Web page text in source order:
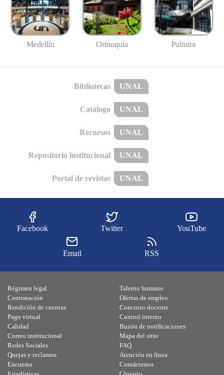
Medellín Orinoquía Palmira
Bibliotecas UNAL
Catálogo UNAL
Recursos UNAL
Repositorio institucional UNAL
Portal de revistas UNAL
Facebook Twitter YouTube
Email RSS
Régimen legal
Contratación
Rendición de cuentas
Pago virtual
Calidad
Talento humano
Ofertas de empleo
Concurso docente
Control interno
Buzón de notificaciones
Correo institucional
Redes Sociales
Quejas y reclamos
Encuesta
Mapa del sitio
FAQ
Atención en línea
Contáctenos